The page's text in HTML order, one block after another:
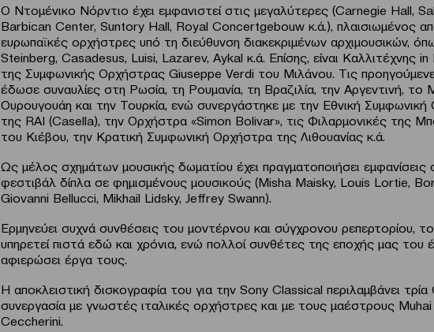
Ο Ντομένικο Νόρντιο έχει εμφανιστεί στις μεγαλύτερες (Carnegie Hall,
Barbican Center, Suntory Hall, Royal Concertgebouw κ.ά.), πλαισιωμένος
ευρωπαϊκές ορχήστρες υπό τη διεύθυνση διακεκριμένων αρχιμουσικών,
Steinberg, Casadesus, Luisi, Lazarev, Aykal κ.ά. Επίσης, είναι Καλλιτέχνης
της Συμφωνικής Ορχήστρας Giuseppe Verdi του Μιλάνου. Τις
έδωσε συναυλίες στη Ρωσία, τη Ρουμανία, τη Βραζιλία, την Αργεντινή, το
Ουρουγουάη και την Τουρκία, ενώ συνεργάστηκε με την Εθνική
της RAI (Casella), την Ορχήστρα «Simon Bolivar», τις Φιλαρμονικές της
του Κιέβου, την Κρατική Συμφωνική Ορχήστρα της Λιθουανίας κ.ά.
Ως μέλος σχημάτων μουσικής δωματίου έχει πραγματοποιήσει εμφανίσεις
φεστιβάλ δίπλα σε φημισμένους μουσικούς (Misha Maisky, Louis Lortie,
Giovanni Bellucci, Mikhail Lidsky, Jeffrey Swann).
Ερμηνεύει συχνά συνθέσεις του μοντέρνου και σύγχρονου ρεπερτορίου,
υπηρετεί πιστά εδώ και χρόνια, ενώ πολλοί συνθέτες της εποχής μας του
αφιερώσει έργα τους.
Η αποκλειστική δισκογραφία του για την Sony Classical περιλαμβάνει
συνεργασία με γνωστές ιταλικές ορχήστρες και με τους μαέστρους
Ceccherini.